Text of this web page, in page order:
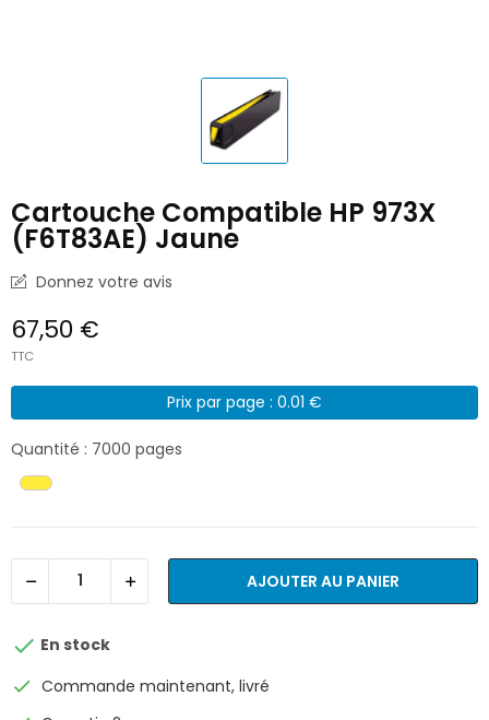
Cartouche Compatible HP 973X
(F6T83AE) Jaune
Donnez votre avis
67,50 €
TTC
Prix par page : 0.01 €
Quantité : 7000 pages
AJOUTER AU PANIER
 En stock
check Commande maintenant, livré